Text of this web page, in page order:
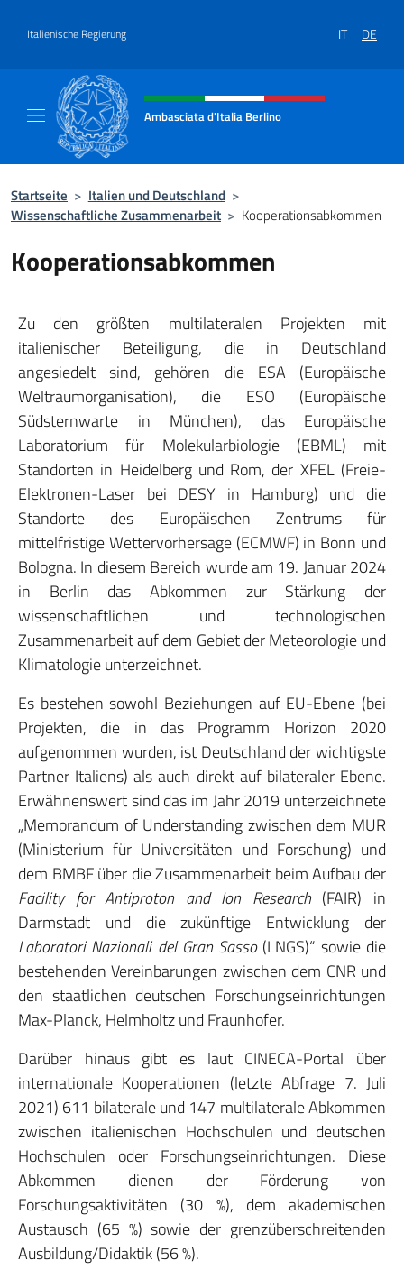
Italienische Regierung IT DE
Header-Site, Social und Menü
Ambasciata d'Italia Berlino
Startseite > Italien und Deutschland >
Wissenschaftliche Zusammenarbeit > Kooperationsabkommen
Kooperationsabkommen
Zu den größten multilateralen Projekten mit
italienischer Beteiligung, die in Deutschland
angesiedelt sind, gehören die ESA (Europäische
Weltraumorganisation), die ESO (Europäische
Südsternwarte in München), das Europäische
Laboratorium für Molekularbiologie (EBML) mit
Standorten in Heidelberg und Rom, der XFEL (Freie-
Elektronen-Laser bei DESY in Hamburg) und die
Standorte des Europäischen Zentrums für
mittelfristige Wettervorhersage (ECMWF) in Bonn und
Bologna. In diesem Bereich wurde am 19. Januar 2024
in Berlin das Abkommen zur Stärkung der
wissenschaftlichen und technologischen
Zusammenarbeit auf dem Gebiet der Meteorologie und
Klimatologie unterzeichnet.
Es bestehen sowohl Beziehungen auf EU-Ebene (bei
Projekten, die in das Programm Horizon 2020
aufgenommen wurden, ist Deutschland der wichtigste
Partner Italiens) als auch direkt auf bilateraler Ebene.
Erwähnenswert sind das im Jahr 2019 unterzeichnete
„Memorandum of Understanding zwischen dem MUR
(Ministerium für Universitäten und Forschung) und
dem BMBF über die Zusammenarbeit beim Aufbau der
Facility for Antiproton and Ion Research(FAIR) in
Darmstadt und die zukünftige Entwicklung der
Laboratori Nazionali del Gran Sasso(LNGS)“ sowie die
bestehenden Vereinbarungen zwischen dem CNR und
den staatlichen deutschen Forschungseinrichtungen
Max-Planck, Helmholtz und Fraunhofer.
Darüber hinaus gibt es laut CINECA-Portal über
internationale Kooperationen (letzte Abfrage 7. Juli
2021) 611 bilaterale und 147 multilaterale Abkommen
zwischen italienischen Hochschulen und deutschen
Hochschulen oder Forschungseinrichtungen. Diese
Abkommen dienen der Förderung von
Forschungsaktivitäten (30 %), dem akademischen
Austausch (65 %) sowie der grenzüberschreitenden
Ausbildung/Didaktik (56 %).